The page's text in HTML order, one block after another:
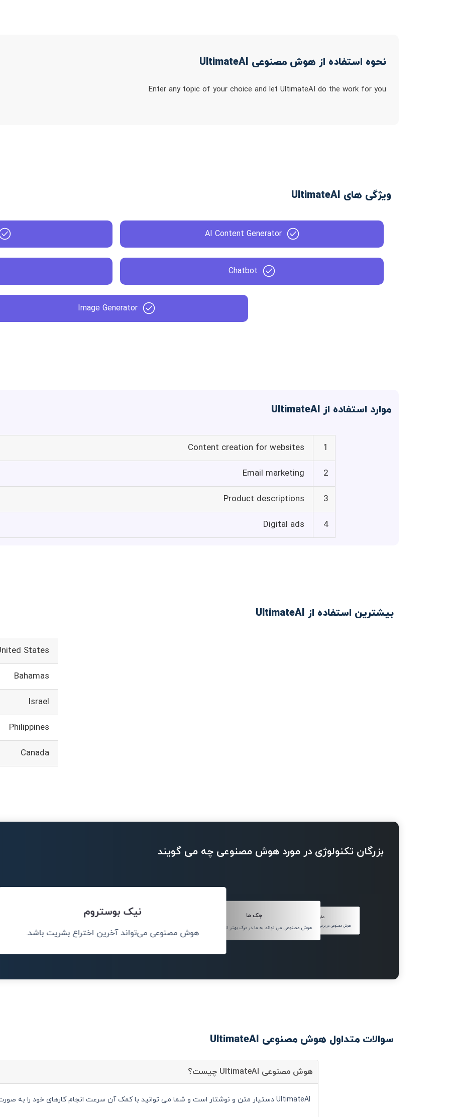
نحوه استفاده از هوش مصنوعی UltimateAI
Enter any topic of your choice and let UltimateAI do the work for you
ویژگی های UltimateAI
AI Content Generator
Chatbot
Image Generator
موارد استفاده از UltimateAI
1
Content creation for websites
2
Email marketing
3
Product descriptions
4
Digital ads
بیشترین استفاده از UltimateAI
States
Bahamas
Israel
Philippines
Canada
بزرگان تکنولوژی در مورد هوش مصنوعی چه می گویند
مارک زاکربرگ
هوش مصنوعی در برخی چیزها بهتر از انسان خواهد بود.
جک ما
هوش مصنوعی می تواند به ما در درک بهتر انسان کمک کند.
نیک بوستروم
هوش مصنوعی می‌تواند آخرین اختراع بشریت باشد.
سوالات متداول هوش مصنوعی UltimateAI
هوش مصنوعی UltimateAI چیست؟
UltimateAI دستیار متن و نوشتار است و شما می توانید با کمک آن سرعت انجام کارهای خود را به صورت قابل توجهی افزایش دهید.